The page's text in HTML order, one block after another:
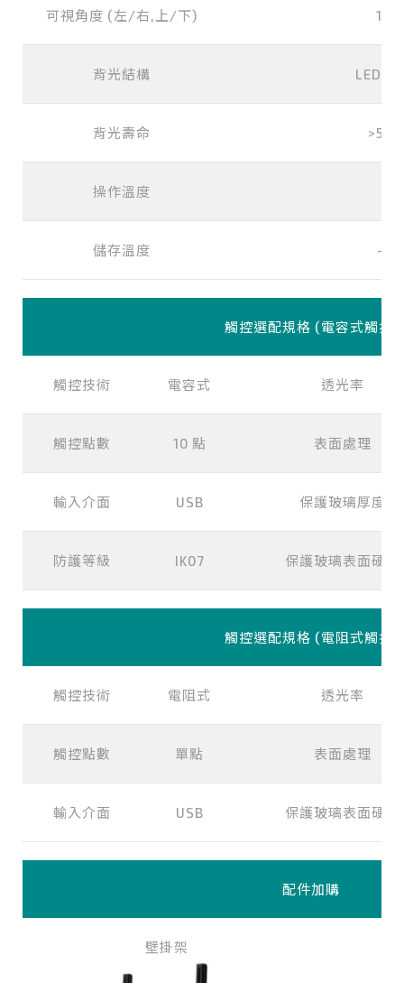
可視角度 (左/右,上/下)
背光結構 LED
背光壽命
操作溫度
儲存溫度 -
觸控選配規格 (電容式觸控)
觸控技術 電容式 透光率
觸控點數 10 點 表面處理
輸入介面 USB 保護玻璃厚度
防護等級 IK07 保護玻璃表面硬度
觸控選配規格 (電阻式觸控)
觸控技術 電阻式 透光率
觸控點數 單點 表面處理
輸入介面 USB 保護玻璃表面硬度
配件加購
壁掛架